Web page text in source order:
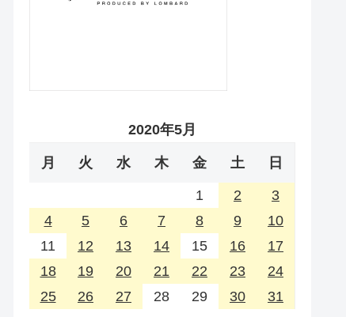
2020年5月
月 火 水 木 金 土 日
1 2
3
4
5 6 7 8 9
10
11
12 13 14 15 16
17
18
19 20 21 22 23
24
25
26 27 28 29 30 31